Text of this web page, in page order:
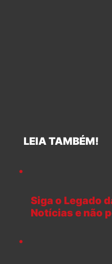
LEIA TAMBÉM!
Siga o Legado
Notícias e não